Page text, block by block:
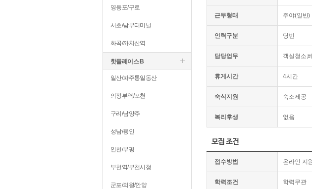
영등포/구로
서초/남부터미널
화곡/까치산역
핫플레이스 B
일산/파주통일동산
의정부역/포천
구리/남양주
성남/용인
인천/부평
부천역/부천시청
군포/의왕/안양
근무형태 주야(일반)
인력구분 당번
담당업무 객실청소,
휴게시간 4시간
숙식지원 숙소제공
복리후생 없음
모집 조건
접수방법 온라인 지원
학력조건 학력무관